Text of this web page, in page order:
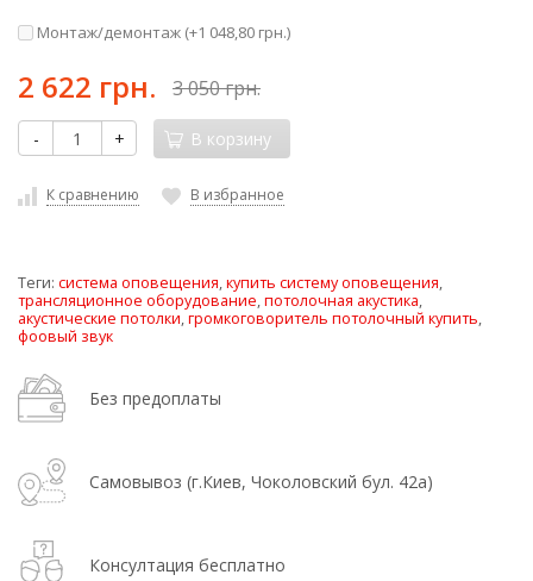
Монтаж/демонтаж (+1 048,80 грн.)
2 622 грн. 3 050 грн.
- + В корзину
К сравнению В избранное
Теги: система оповещения,купить систему оповещения,
трансляционное оборудование,потолочная акустика,
акустические потолки,громкоговоритель потолочный купить,
фоовый звук
Без предоплаты
Самовывоз (г.Киев, Чоколовский бул. 42а)
Консултация бесплатно